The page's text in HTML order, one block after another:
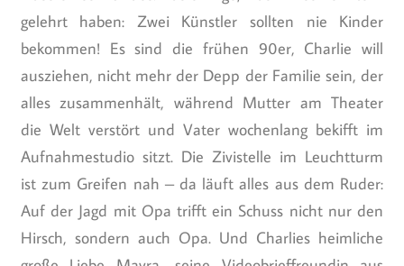
gelehrt haben: Zwei Künstler sollten nie Kinder
bekommen! Es sind die frühen 90er, Charlie will
ausziehen, nicht mehr der Depp der Familie sein, der
alles zusammenhält, während Mutter am Theater
die Welt verstört und Vater wochenlang bekifft im
Aufnahmestudio sitzt. Die Zivistelle im Leuchtturm
ist zum Greifen nah – da läuft alles aus dem Ruder:
Auf der Jagd mit Opa trifft ein Schuss nicht nur den
Hirsch, sondern auch Opa. Und Charlies heimliche